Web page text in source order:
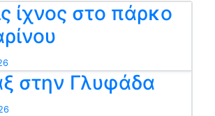
ίχνος στο πάρκο
στην Γλυφάδα